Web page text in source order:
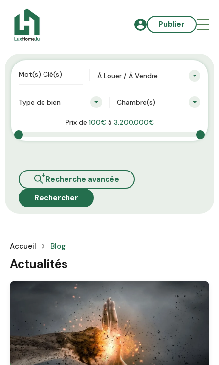
Publier
À Louer / À Vendre
Type de bien Chambre(s)
Prix de 100€à 3.200.000€
Recherche avancée
Rechercher
Accueil Blog
Actualités